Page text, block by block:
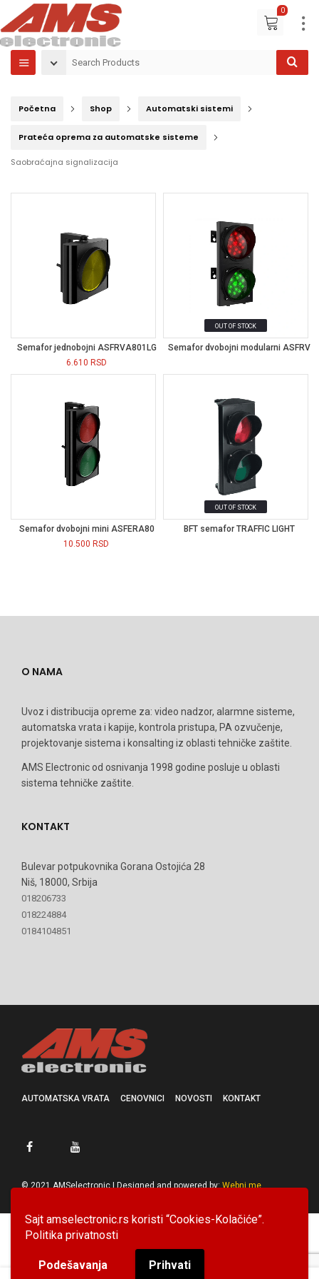
Sajt amselectronic.rs koristi “Cookies-Kolačiće”.
Politika privatnosti
Podešavanja Prihvati
0
Početna Shop Automatski sistemi
Prateća oprema za automatske sisteme
Saobraćajna signalizacija
Semafor jednobojni ASFRVA801LG
6.610 RSD
OUT OF STOCK
Semafor dvobojni modularni ASFRV
Semafor dvobojni mini ASFERA80
10.500 RSD
OUT OF STOCK
BFT semafor TRAFFIC LIGHT
O NAMA
Uvoz i distribucija opreme za: video nadzor, alarmne sisteme,
automatska vrata i kapije, kontrola pristupa, PA ozvučenje,
projektovanje sistema i konsalting iz oblasti tehničke zaštite.
AMS Electronic od osnivanja 1998 godine posluje u oblasti
sistema tehničke zaštite.
KONTAKT
Bulevar potpukovnika Gorana Ostojića 28
Niš, 18000, Srbija
018206733
018224884
0184104851
AUTOMATSKA VRATA CENOVNICI NOVOSTI KONTAKT
© 2021 AMSelectronic | Designed and powered by:Webni.me